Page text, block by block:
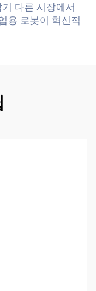
다른 시장에서
용 로봇이 혁신적